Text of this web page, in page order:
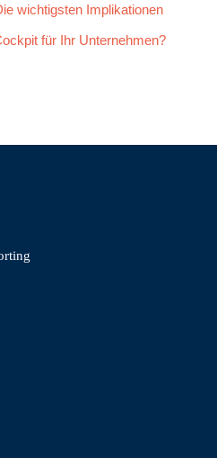
wichtigsten Implikationen
für Ihr Unternehmen?